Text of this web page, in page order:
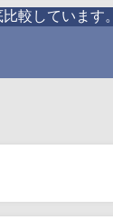
較しています。